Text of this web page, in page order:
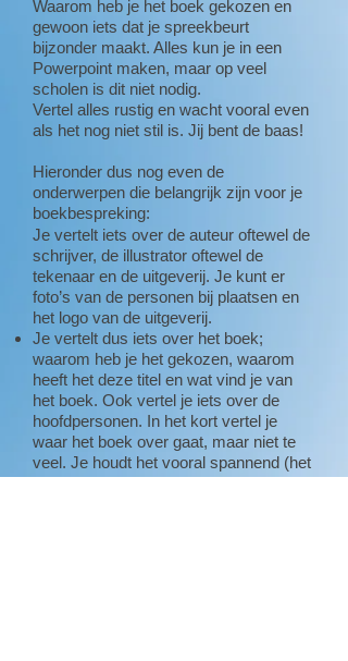
Waarom heb je het boek gekozen en
gewoon iets dat je spreekbeurt
bijzonder maakt. Alles kun je in een
Powerpoint maken, maar op veel
scholen is dit niet nodig.
Vertel alles rustig en wacht vooral even
als het nog niet stil is. Jij bent de baas!
Hieronder dus nog even de
onderwerpen die belangrijk zijn voor je
boekbespreking:
Je vertelt iets over de auteur oftewel de
schrijver, de illustrator oftewel de
tekenaar en de uitgeverij. Je kunt er
foto’s van de personen bij plaatsen en
het logo van de uitgeverij.
Je vertelt dus iets over het boek;
waarom heb je het gekozen, waarom
heeft het deze titel en wat vind je van
het boek. Ook vertel je iets over de
hoofdpersonen. In het kort vertel je
waar het boek over gaat, maar niet te
veel. Je houdt het vooral spannend (het
einde dus niet verklappen!)